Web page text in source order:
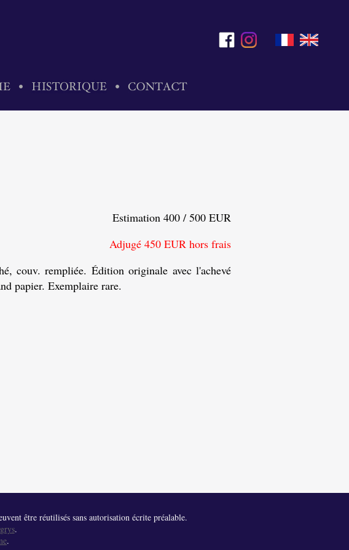
Estimation 400 / 500 EUR
Adjugé 450 EUR hors frais
couv. rempliée. Édition originale avec l'achevé
papier. Exemplaire rare.
être réutilisés sans autorisation écrite préalable.
.
.